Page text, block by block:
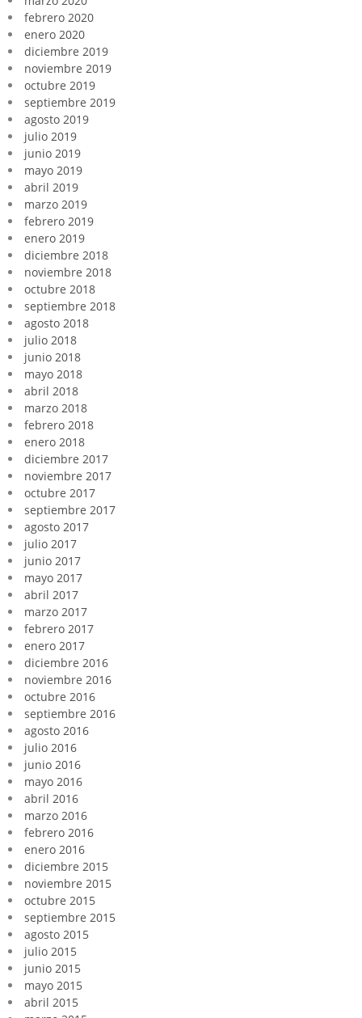
febrero 2020
enero 2020
diciembre 2019
noviembre 2019
octubre 2019
septiembre 2019
agosto 2019
julio 2019
junio 2019
mayo 2019
abril 2019
marzo 2019
febrero 2019
enero 2019
diciembre 2018
noviembre 2018
octubre 2018
septiembre 2018
agosto 2018
julio 2018
junio 2018
mayo 2018
abril 2018
marzo 2018
febrero 2018
enero 2018
diciembre 2017
noviembre 2017
octubre 2017
septiembre 2017
agosto 2017
julio 2017
junio 2017
mayo 2017
abril 2017
marzo 2017
febrero 2017
enero 2017
diciembre 2016
noviembre 2016
octubre 2016
septiembre 2016
agosto 2016
julio 2016
junio 2016
mayo 2016
abril 2016
marzo 2016
febrero 2016
enero 2016
diciembre 2015
noviembre 2015
octubre 2015
septiembre 2015
agosto 2015
julio 2015
junio 2015
mayo 2015
abril 2015